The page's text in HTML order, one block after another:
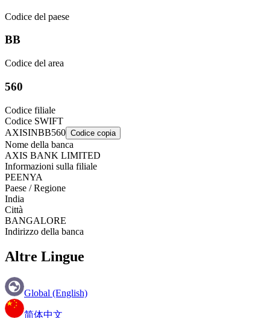
Codice del paese
BB
Codice del area
560
Codice filiale
Codice SWIFT
AXISINBB560 Codice copia
Nome della banca
AXIS BANK LIMITED
Informazioni sulla filiale
PEENYA
Paese / Regione
India
Città
BANGALORE
Indirizzo della banca
Altre Lingue
Global (English)
简体中文